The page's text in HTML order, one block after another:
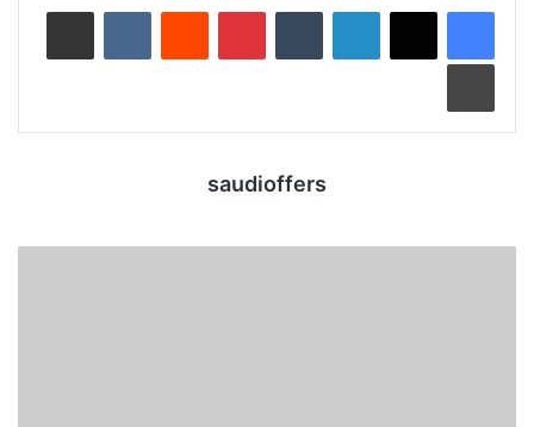
لينكدإن بينتيريست
saudioffers